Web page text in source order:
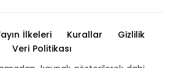
İlkeleri Kurallar
Gizlilik
Veri Politikası